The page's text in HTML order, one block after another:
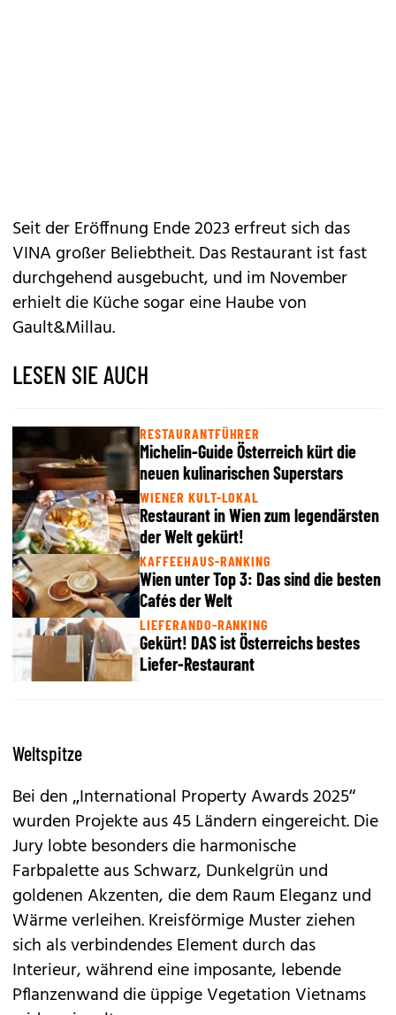
Seit der Eröffnung Ende 2023 erfreut sich das
VINA großer Beliebtheit. Das Restaurant ist fast
durchgehend ausgebucht, und im November
erhielt die Küche sogar eine Haube von
Gault&Millau.
LESEN SIE AUCH
RESTAURANTFÜHRER
Michelin-Guide Österreich kürt die
neuen kulinarischen Superstars
WIENER KULT-LOKAL
Restaurant in Wien zum legendärsten
der Welt gekürt!
KAFFEEHAUS-RANKING
Wien unter Top 3: Das sind die besten
Cafés der Welt
LIEFERANDO-RANKING
Gekürt! DAS ist Österreichs bestes
Liefer-Restaurant
Weltspitze
Bei den „International Property Awards 2025“
wurden Projekte aus 45 Ländern eingereicht. Die
Jury lobte besonders die harmonische
Farbpalette aus Schwarz, Dunkelgrün und
goldenen Akzenten, die dem Raum Eleganz und
Wärme verleihen. Kreisförmige Muster ziehen
sich als verbindendes Element durch das
Interieur, während eine imposante, lebende
Pflanzenwand die üppige Vegetation Vietnams